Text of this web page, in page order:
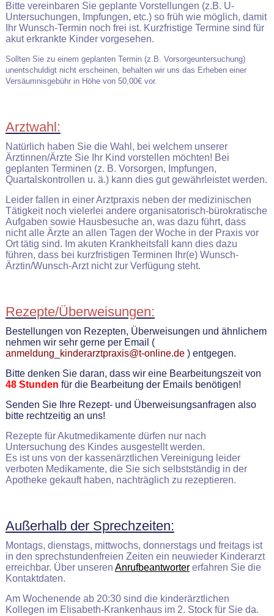
Bitte vereinbaren Sie geplante Vorstellungen (z.B. U-
Untersuchungen, Impfungen, etc.) so früh wie möglich, damit
Ihr Wunsch-Termin noch frei ist. Kurzfristige Termine sind für
akut erkrankte Kinder vorgesehen.
Sollten Sie zu einem geplanten Termin (z.B. Vorsorgeuntersuchung)
unentschuldigt nicht erscheinen, behalten wir uns das Erheben einer
Versäumnisgebühr in Höhe von 50,00€ vor.
Arztwahl:
Natürlich haben Sie die Wahl, bei welchem unserer
Ärztinnen/Ärzte Sie Ihr Kind vorstellen möchten! Bei
geplanten Terminen (z. B. Vorsorgen, Impfungen,
Quartalskontrollen u. ä.) kann dies gut gewährleistet werden.
Leider fallen in einer Arztpraxis neben der medizinischen
Tätigkeit noch vielerlei andere organisatorisch-bürokratische
Aufgaben sowie Hausbesuche an, was dazu führt, dass
nicht alle Ärzte an allen Tagen der Woche in der Praxis vor
Ort tätig sind. Im akuten Krankheitsfall kann dies dazu
führen, dass bei kurzfristigen Terminen Ihr(e) Wunsch-
Ärztin/Wunsch-Arzt nicht zur Verfügung steht.
Rezepte/Überweisungen:
Bestellungen von Rezepten, Überweisungen und ähnlichem
nehmen wir sehr gerne per Email (
anmeldung_kinderarztpraxis@t-online.de) entgegen.
Bitte denken Sie daran, dass wir eine Bearbeitungszeit von
48 Stunden für die Bearbeitung der Emails benötigen!
Senden Sie Ihre Rezept- und Überweisungsanfragen also
bitte rechtzeitig an uns!
Rezepte für Akutmedikamente dürfen nur nach
Untersuchung des Kindes ausgestellt werden.
Es ist uns von der kassenärztlichen Vereinigung leider
verboten Medikamente, die Sie sich selbstständig in der
Apotheke gekauft haben, nachträglich zu rezeptieren.
Außerhalb der Sprechzeiten:
Montags, dienstags, mittwochs, donnerstags und freitags ist
in den sprechstundenfreien Zeiten ein neuwieder Kinderarzt
erreichbar. Über unseren Anrufbeantwortererfahren Sie die
Kontaktdaten.
Am Wochenende ab 20:30 sind die kinderärztlichen
Kollegen im Elisabeth-Krankenhaus im 2. Stock für Sie da.